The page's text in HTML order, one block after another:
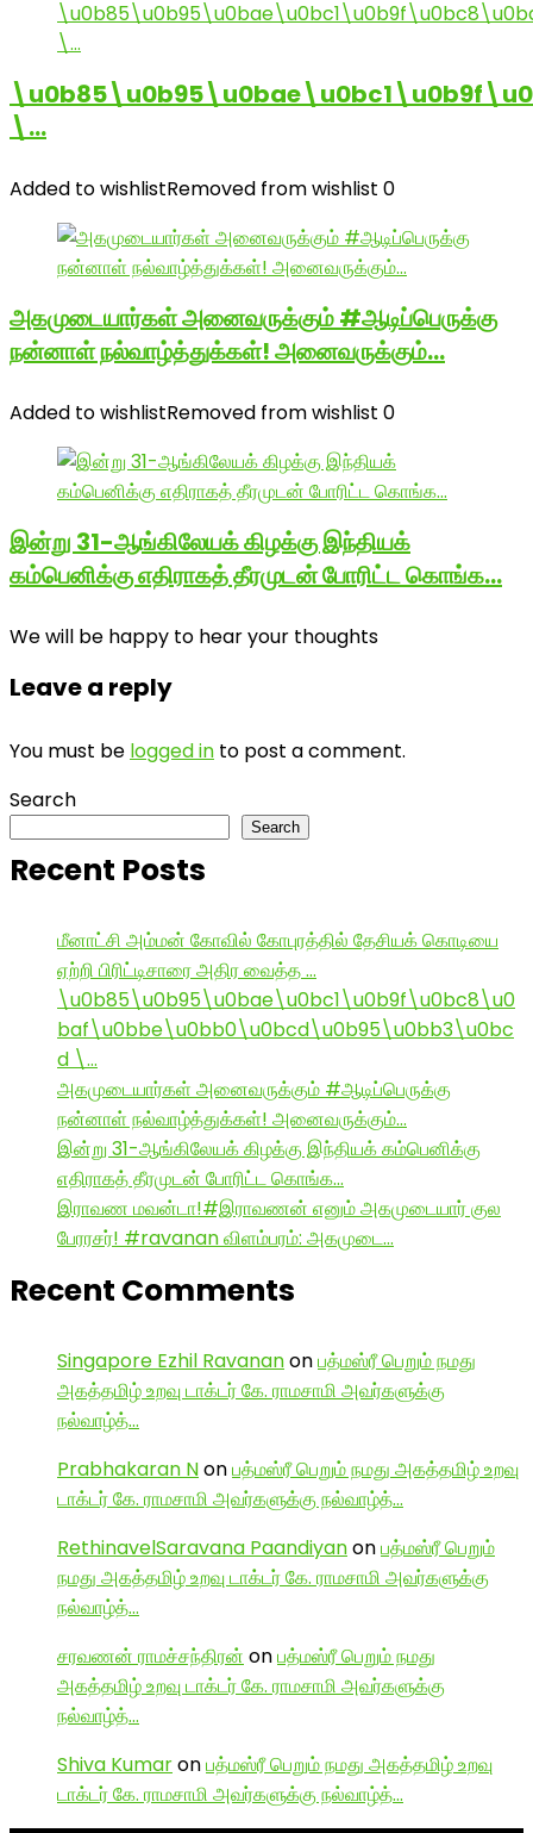
\…
Added to wishlistRemoved from wishlist 0
அகமுடையார்கள் அனைவருக்கும் #ஆடிப்பெருக்கு
நன்னாள் நல்வாழ்த்துக்கள்! அனைவருக்கும்…
Added to wishlistRemoved from wishlist 0
இன்று 31-ஆங்கிலேயக் கிழக்கு இந்தியக்
கம்பெனிக்கு எதிராகத் தீரமுடன் போரிட்ட கொங்க…
We will be happy to hear your thoughts
Leave a reply
You must be logged in to post a comment.
Search
Search
Recent Posts
மீனாட்சி அம்மன் கோவில் கோபுரத்தில் தேசியக் கொடியை
ஏற்றி பிரிட்டிசாரை அதிர வைத்த …
\u0b85\u0b95\u0bae\u0bc1\u0b9f\u0bc8\u0
baf\u0bbe\u0bb0\u0bcd\u0b95\u0bb3\u0bc
d \…
அகமுடையார்கள் அனைவருக்கும் #ஆடிப்பெருக்கு
நன்னாள் நல்வாழ்த்துக்கள்! அனைவருக்கும்…
இன்று 31-ஆங்கிலேயக் கிழக்கு இந்தியக் கம்பெனிக்கு
எதிராகத் தீரமுடன் போரிட்ட கொங்க…
இராவண மவன்டா!#இராவணன் எனும் அகமுடையார் குல
பேரரசர்! #ravanan விளம்பரம்: அகமுடை…
Recent Comments
Singapore Ezhil Ravananonபத்மஸ்ரீ பெறும் நமது
அகத்தமிழ் உறவு டாக்டர் கே. ராமசாமி அவர்களுக்கு
நல்வாழ்த்…
Prabhakaran Nonபத்மஸ்ரீ பெறும் நமது அகத்தமிழ் உறவு
டாக்டர் கே. ராமசாமி அவர்களுக்கு நல்வாழ்த்…
RethinavelSaravana Paandiyanonபத்மஸ்ரீ பெறும்
நமது அகத்தமிழ் உறவு டாக்டர் கே. ராமசாமி அவர்களுக்கு
நல்வாழ்த்…
சரவணன் ராமச்சந்திரன் onபத்மஸ்ரீ பெறும் நமது
அகத்தமிழ் உறவு டாக்டர் கே. ராமசாமி அவர்களுக்கு
நல்வாழ்த்…
Shiva Kumaronபத்மஸ்ரீ பெறும் நமது அகத்தமிழ் உறவு
டாக்டர் கே. ராமசாமி அவர்களுக்கு நல்வாழ்த்…